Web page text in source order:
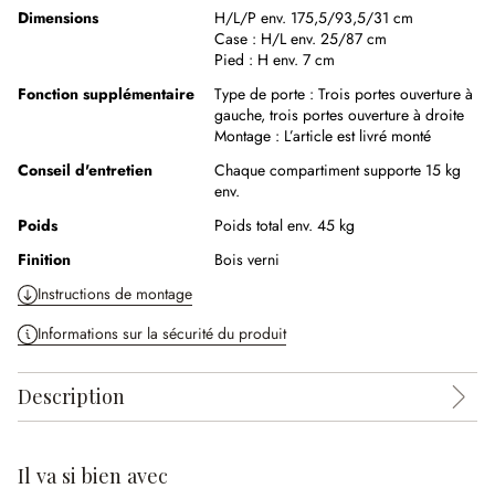
Dimensions
H/L/P env. 175,5/93,5/31 cm
Case : H/L env. 25/87 cm
Pied : H env. 7 cm
Fonction supplémentaire
Type de porte : Trois portes ouverture à
gauche, trois portes ouverture à droite
Montage : L’article est livré monté
Conseil d'entretien
Chaque compartiment supporte 15 kg
env.
Poids
Poids total env. 45 kg
Finition
Bois verni
Instructions de montage
Informations sur la sécurité du produit
Description
Il va si bien avec